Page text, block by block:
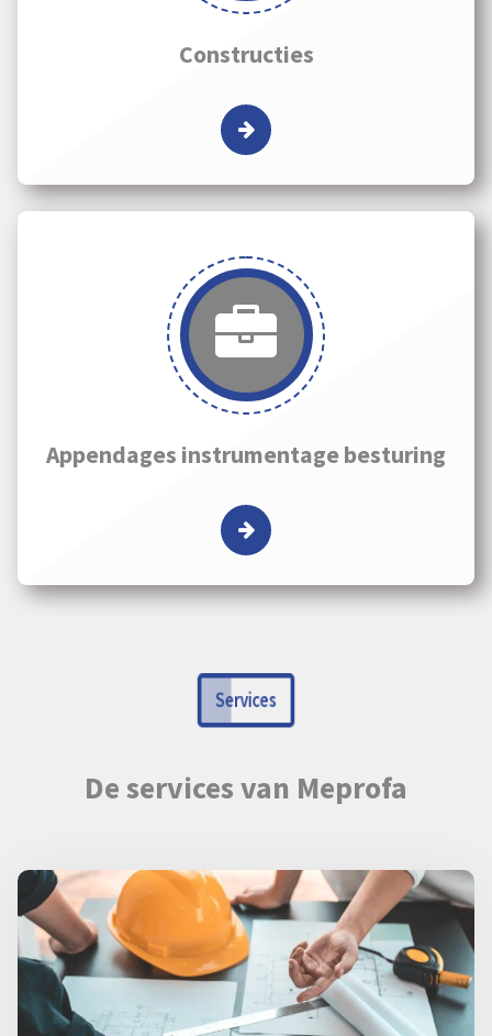
Constructies
Appendages instrumentage besturing
Services
De services van Meprofa